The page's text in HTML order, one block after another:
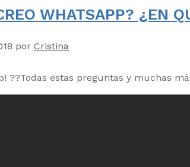
WHATSAPP? ¿EN
por Cristina
??Todas estas preguntas y muchas